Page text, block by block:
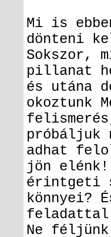
Mi is
dönteni
Sokszor,
pillanat
és utána
okoztunk
próbáljuk
adhat
jön
érintgeti
könnyei?
feladattal
Ne